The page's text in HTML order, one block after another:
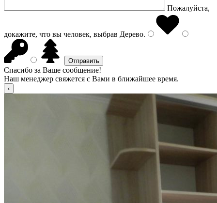
Пожалуйста,
докажите, что вы человек, выбрав Дерево.
Спасибо за Ваше сообщение!
Наш менеджер свяжется с Вами в ближайшее время.